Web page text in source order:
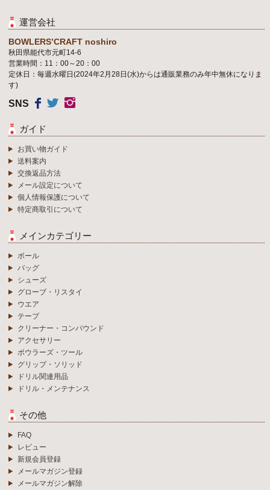
運営会社
BOWLERS’CRAFT noshiro
秋田県能代市元町14-6
営業時間：11：00～20：00
定休日：毎週水曜日(2024年2月28日(水)からは通販業務のみ年中無休になりま
す)
SNS
ガイド
お買い物ガイド
送料案内
交換返品方法
メール設定について
個人情報保護について
特定商取引について
メインカテゴリー
ボール
バッグ
シューズ
グローブ・リスタイ
ウエア
テープ
クリーナー・コンパウンド
アクセサリー
ボウラーズ・ツール
グリップ・ソリッド
ドリル関連用品
ドリル・メンテナンス
その他
FAQ
レビュー
新規会員登録
メールマガジン登録
メールマガジン解除